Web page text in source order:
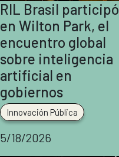
RIL Brasil participó
en Wilton Park, el
encuentro global
sobre inteligencia
artificial en
gobiernos
Innovación Pública
5/18/2026